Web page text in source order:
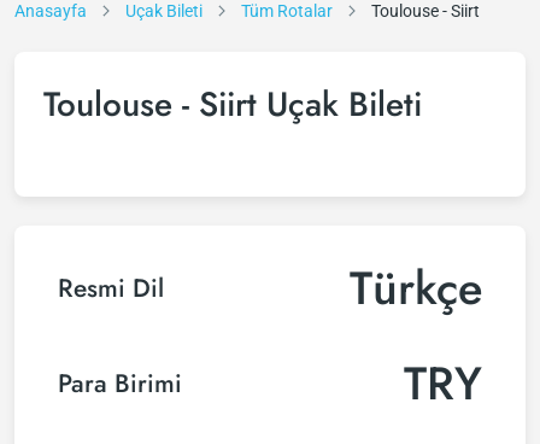
Anasayfa Uçak Bileti Tüm Rotalar Toulouse - Siirt
Toulouse - Siirt Uçak Bileti
Resmi Dil Türkçe
Para Birimi TRY